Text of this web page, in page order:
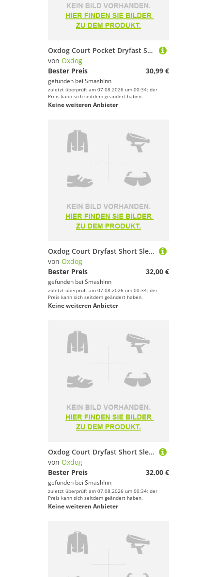
Oxdog Court Pocket Dryfast Shorts Grau M Mann
von Oxdog
Bester Preis
30,99 €
gefunden bei SmashInn
zuletzt überprüft am 07.08.2026 um 00:34; der
Preis kann sich seitdem geändert haben.
Keine weiteren Anbieter
Oxdog Court Dryfast Short Sleeve T-shirt Blau XS Mann
von Oxdog
Bester Preis
32,00 €
gefunden bei SmashInn
zuletzt überprüft am 07.08.2026 um 00:34; der
Preis kann sich seitdem geändert haben.
Keine weiteren Anbieter
Oxdog Court Dryfast Short Sleeve T-shirt Blau S Mann
von Oxdog
Bester Preis
32,00 €
gefunden bei SmashInn
zuletzt überprüft am 07.08.2026 um 00:34; der
Preis kann sich seitdem geändert haben.
Keine weiteren Anbieter